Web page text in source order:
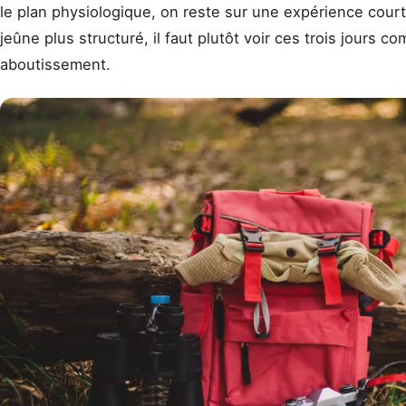
le plan physiologique, on reste sur une expérience
jeûne plus structuré, il faut plutôt voir ces trois jours
aboutissement.